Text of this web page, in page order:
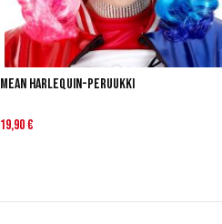
Mean Harlequin-peruukki
19,90 €